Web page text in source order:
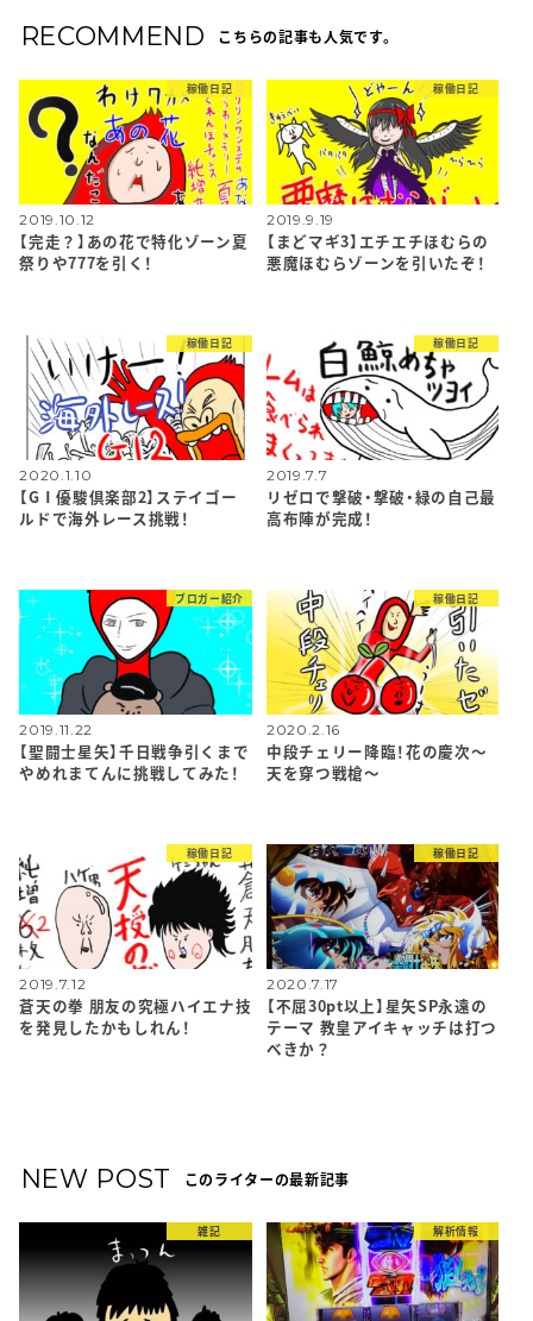
RECOMMEND こちらの記事も人気です。
稼働日記
2019.10.12
【完走？】あの花で特化ゾーン夏
祭りや777を引く！
稼働日記
2019.9.19
【まどマギ3】エチエチほむらの
悪魔ほむらゾーンを引いたぞ！
稼働日記
2020.1.10
【GⅠ優駿倶楽部2】ステイゴー
ルドで海外レース挑戦！
稼働日記
2019.7.7
リゼロで撃破・撃破・緑の自己最
高布陣が完成！
ブロガー紹介
2019.11.22
【聖闘士星矢】千日戦争引くまで
やめれまてんに挑戦してみた！
稼働日記
2020.2.16
中段チェリー降臨！花の慶次～
天を穿つ戦槍～
稼働日記
2019.7.12
蒼天の拳 朋友の究極ハイエナ技
を発見したかもしれん！
稼働日記
2020.7.17
【不屈30pt以上】星矢SP永遠の
テーマ 教皇アイキャッチは打つ
べきか？
NEW POST このライターの最新記事
雑記 解析情報